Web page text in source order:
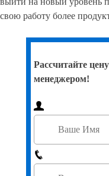
свою работу более
Рассчитайте
менеджером!